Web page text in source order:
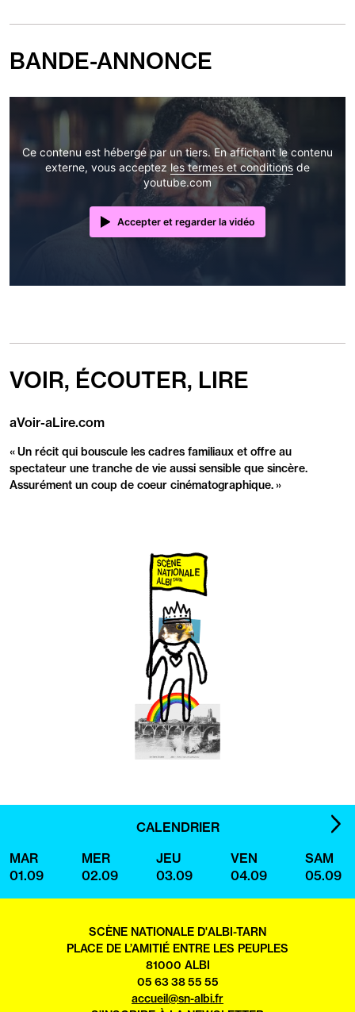
les
BANDE-ANNONCE
Ce contenu est hébergé par un tiers. En affichant le contenu
externe, vous acceptez les termes et conditions de
youtube.com
Accepter et regarder la vidéo
VOIR, ÉCOUTER, LIRE
Revue
presse
« Un récit qui bouscule les cadres familiaux et offre au
spectateur une tranche de vie aussi sensible que sincère.
Assurément un coup de coeur cinématographique. »
aVoir-aLire.com
CALENDRIER
MAR
01.09
MER
02.09
JEU
03.09
VEN
04.09
SAM
05.09
SCÈNE NATIONALE D'ALBI-TARN
PLACE DE L’AMITIÉ ENTRE LES PEUPLES
81000 ALBI
05 63 38 55 55
accueil@sn-albi.fr